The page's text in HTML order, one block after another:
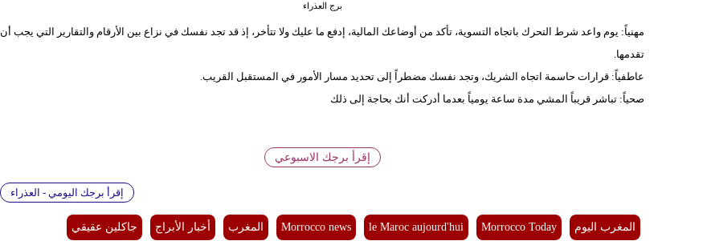
برج العذراء
مهنياً: يوم واعد شرط التحرك باتجاه التسوية، تأكد من أوضاعك المالية، إدفع ما عليك ولا تتأخر، إذ قد تجد نفسك في نزاع بين الأرقام والتقارير التي يجب أن
تقدمها.
عاطفياً: قرارات حاسمة اتجاه الشريك، وتجد نفسك مضطراً إلى تحديد مسار الأمور في المستقبل القريب.
صحياً: تباشر قريباً المشي مدة ساعة يومياً بعدما أدركت أنك بحاجة إلى ذلك
إقرأ برجك الاسبوعي
إقرأ برجك اليومي - العذراء
المغرب اليوم Morrocco Today
le Maroc aujourd'hui
Morrocco news المغرب أخبار الأبراج جاكلين عقيقي